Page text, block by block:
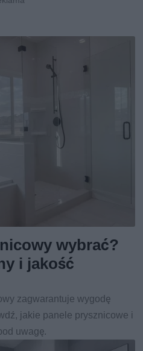
wybrać?
i jakość
zagwarantuje wygodę
jakie panele prysznicowe i
uwagę.